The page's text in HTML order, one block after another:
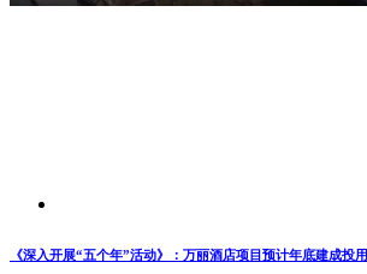
《深入开展“五个年”活动》：万丽酒店项目预计年底建成投用